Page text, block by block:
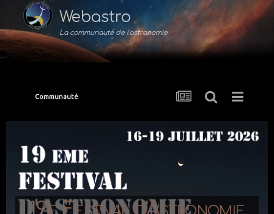
Webastro
La communauté de l'astronomie
Communauté